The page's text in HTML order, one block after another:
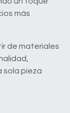
más
de materiales
sola pieza